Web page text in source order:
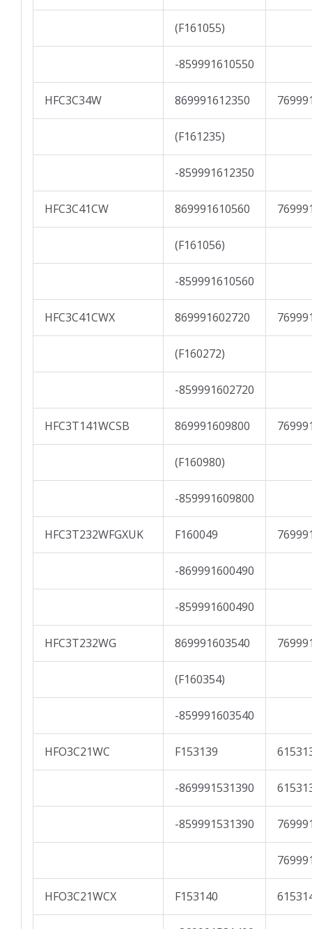
(F161055)
-859991610550
HFC3C34W 869991612350
(F161235)
-859991612350
HFC3C41CW 869991610560
(F161056)
-859991610560
HFC3C41CWX 869991602720
(F160272)
-859991602720
HFC3T141WCSB 869991609800
(F160980)
-859991609800
HFC3T232WFGXUK F160049
-869991600490
-859991600490
HFC3T232WG 869991603540
(F160354)
-859991603540
HFO3C21WC F153139
-869991531390
-859991531390
HFO3C21WCX F153140